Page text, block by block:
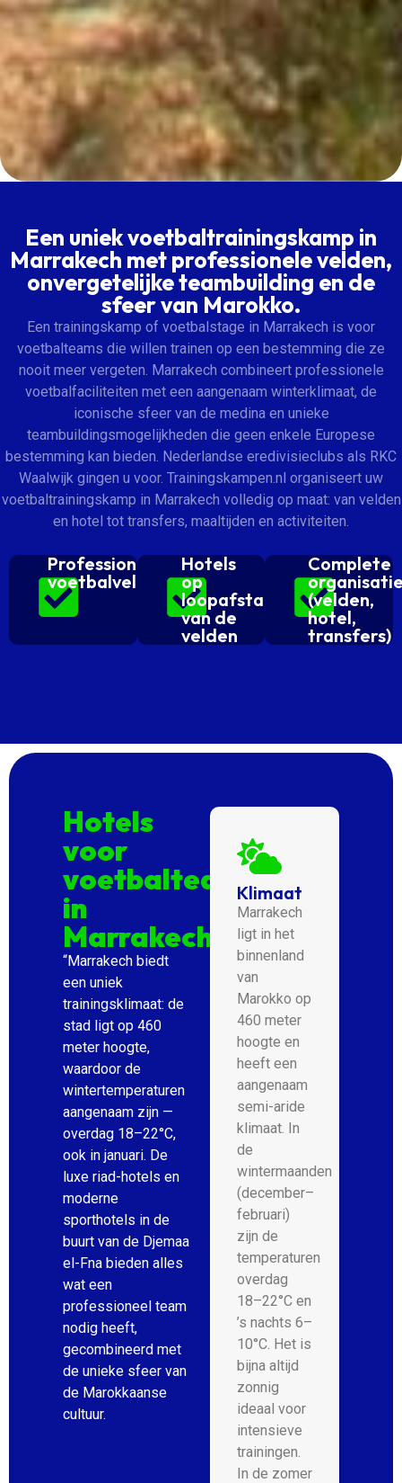
Een uniek voetbaltrainingskamp in
Marrakech met professionele velden,
onvergetelijke teambuilding en de
sfeer van Marokko.
Een trainingskamp of voetbalstage in Marrakech is voor
voetbalteams die willen trainen op een bestemming die ze
nooit meer vergeten. Marrakech combineert professionele
voetbalfaciliteiten met een aangenaam winterklimaat, de
iconische sfeer van de medina en unieke
teambuildingsmogelijkheden die geen enkele Europese
bestemming kan bieden. Nederlandse eredivisieclubs als RKC
Waalwijk gingen u voor. Trainingskampen.nl organiseert uw
voetbaltrainingskamp in Marrakech volledig op maat: van velden
en hotel tot transfers, maaltijden en activiteiten.
Professionele
voetbalvelden
Hotels
op
loopafstand
van de
velden
Complete
(velden,
hotel,
transfers)
Hotels
voor
voetbalteams
in
Marrakech
“Marrakech biedt
een uniek
trainingsklimaat: de
stad ligt op 460
meter hoogte,
waardoor de
wintertemperaturen
aangenaam zijn —
overdag 18–22°C,
ook in januari. De
luxe riad-hotels en
moderne
sporthotels in de
buurt van de Djemaa
el-Fna bieden alles
wat een
professioneel team
nodig heeft,
gecombineerd met
de unieke sfeer van
de Marokkaanse
cultuur.
Klimaat
Marrakech
ligt in het
binnenland
van
Marokko op
460 meter
hoogte en
heeft een
aangenaam
semi-aride
klimaat. In
de
wintermaanden
(december–
februari)
zijn de
temperaturen
overdag
18–22°C en
’s nachts 6–
10°C. Het is
bijna altijd
zonnig
ideaal voor
intensieve
trainingen.
In de zomer